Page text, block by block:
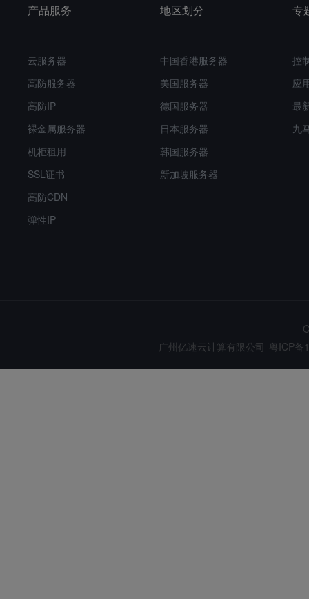
产品服务
云服务器
高防服务器
高防IP
裸金属服务器
机柜租用
SSL证书
高防CDN
弹性IP
地区划分
中国香港服务器
美国服务器
德国服务器
日本服务器
韩国服务器
新加坡服务器
专
控
应
最
九
广州亿速云计算有限公司 粤ICP备